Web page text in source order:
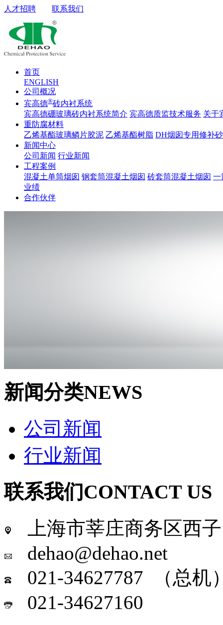
人才招聘 联系我们
首页
ENGLISH
公司概况
宾高德®砖内衬系统
宾高德硼玻璃砖内衬系统简介 宾高德质监技术服务 关于
重防腐材料
乙烯基酯玻璃鳞片胶泥 乙烯基酯树脂 DH烟囱专用修补
新闻中心
公司新闻 行业新闻
工程案例
混凝土单筒烟囱 钢套筒混凝土烟囱 砖套筒混凝土烟囱 一
业绩
合作伙伴
新闻分类NEWS
公司新闻
行业新闻
联系我们 CONTACT US
上海市莘庄商务区西
dehao@dehao.net
021-34627787 （总机
021-34627160